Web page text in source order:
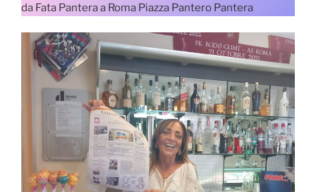
da Fata Pantera a Roma Piazza Pantero Pantera